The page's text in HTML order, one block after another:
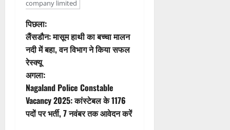
company limited
पो
स्ट
ने
वि
गे
पिछला:
लैंसडौन: मासूम हाथी का बच्चा मालन
नदी में बहा, वन विभाग ने किया सफल
रेस्क्यू
अगला:
Nagaland Police Constable
Vacancy 2025: कांस्टेबल के 1176
पदों पर भर्ती, 7 नवंबर तक आवेदन करें